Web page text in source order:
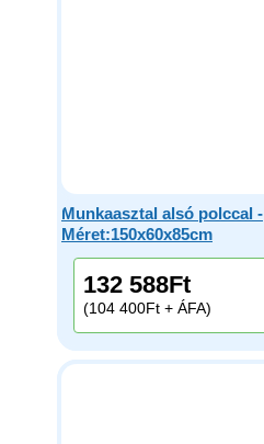
Munkaasztal alsó polccal -
Méret:150x60x85cm
132 588Ft
(104 400Ft + ÁFA)